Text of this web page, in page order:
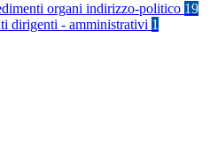
organi indirizzo-politico 19
dirigenti - amministrativi 1